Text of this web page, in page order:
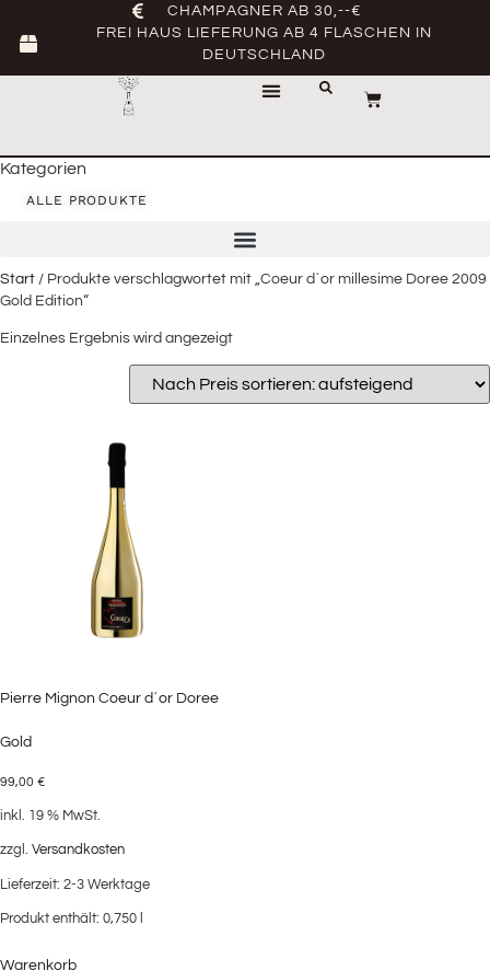
CHAMPAGNER AB 30,--€
FREI HAUS LIEFERUNG AB 4 FLASCHEN IN
DEUTSCHLAND
Kategorien
ALLE PRODUKTE
Start / Produkte verschlagwortet mit „Coeur d´or millesime Doree 2009
Gold Edition“
Einzelnes Ergebnis wird angezeigt
Pierre Mignon Coeur d´or Doree
Gold
99,00 €
inkl. 19 % MwSt.
zzgl. Versandkosten
Lieferzeit: 2-3 Werktage
Produkt enthält: 0,750
Warenkorb